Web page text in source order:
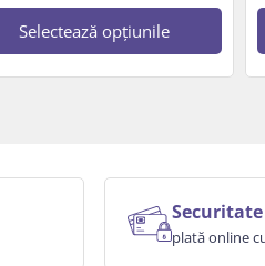
Selectează opțiunile
Securitate
plată online